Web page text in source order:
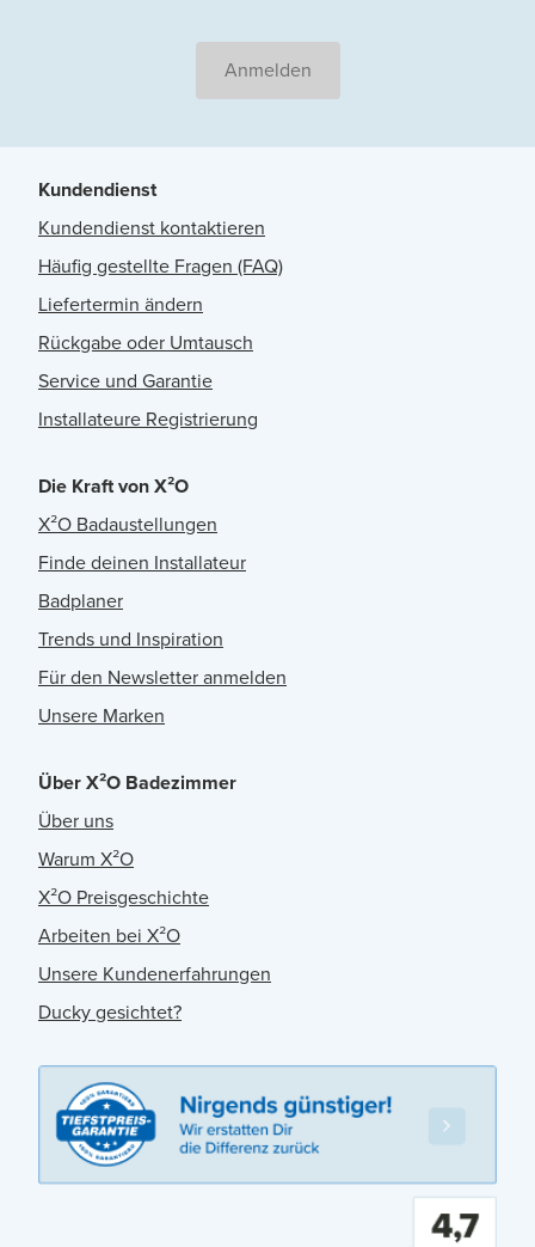
Anmelden
Kundendienst
Kundendienst kontaktieren
Häufig gestellte Fragen (FAQ)
Liefertermin ändern
Rückgabe oder Umtausch
Service und Garantie
Installateure Registrierung
Die Kraft von X²O
X²O Badaustellungen
Finde deinen Installateur
Badplaner
Trends und Inspiration
Für den Newsletter anmelden
Unsere Marken
Über X²O Badezimmer
Über uns
Warum X²O
X²O Preisgeschichte
Arbeiten bei X²O
Unsere Kundenerfahrungen
Ducky gesichtet?